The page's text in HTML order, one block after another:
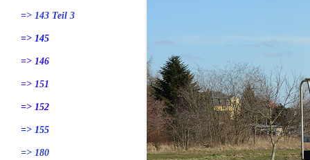
=> 143 Teil 3
=> 145
=> 146
=> 151
=> 152
=> 155
=> 180